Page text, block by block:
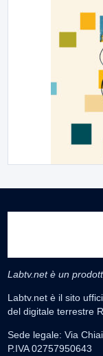
Labtv.net è un
Labtv.net è il sito
del digitale terrestre
Sede legale: Via
P.IVA 02757950643